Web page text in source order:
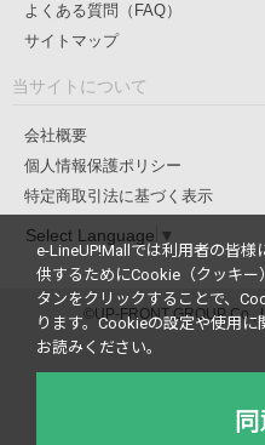
よくある質問（FAQ）
サイトマップ
当サイトについて
会社概要
個人情報保護ポリシー
特定商取引法に基づく表示
Select Language ▼
©UP-FRONT GROUP Co.,
e-LineUP!Mallでは利用者の皆
供するためにCookie（クッキー
タンをクリックすることで、
ります。Cookieの設定や使用に
お読みください。